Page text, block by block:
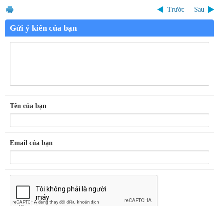
Trước Sau
Gửi ý kiến của bạn
Tên của bạn
Email của bạn